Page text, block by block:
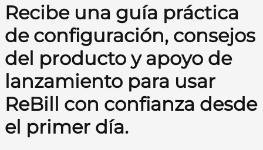
Recibe una guía práctica
de configuración, consejos
del producto y apoyo de
lanzamiento para usar
ReBill con confianza desde
el primer día.